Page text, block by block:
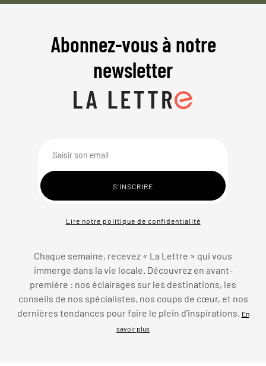
Abonnez-vous à notre
newsletter
Lire notre politique de confidentialité
Chaque semaine, recevez « La Lettre » qui vous
immerge dans la vie locale. Découvrez en avant-
première : nos éclairages sur les destinations, les
conseils de nos spécialistes, nos coups de cœur, et nos
dernières tendances pour faire le plein d’inspirations. En
savoir plus